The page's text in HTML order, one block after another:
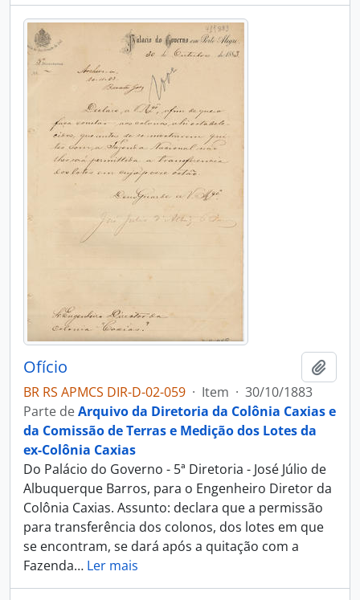
Ofício
BR RS APMCS DIR-D-02-059 · Item · 30/10/1883
Parte deArquivo da Diretoria da Colônia Caxias e
da Comissão de Terras e Medição dos Lotes da
ex-Colônia Caxias
Do Palácio do Governo - 5ª Diretoria - José Júlio de
Albuquerque Barros, para o Engenheiro Diretor da
Colônia Caxias. Assunto: declara que a permissão
para transferência dos colonos, dos lotes em que
se encontram, se dará após a quitação com a
Fazenda… Ler mais